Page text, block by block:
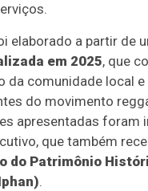
elaborado a partir de
em 2025, que
da comunidade local e
do movimento
apresentadas foram
que também
do Patrimônio
.